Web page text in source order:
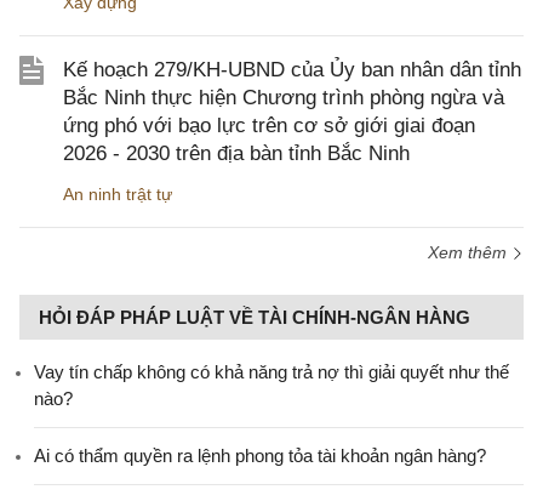
Kế hoạch 279/KH-UBND của Ủy ban nhân dân tỉnh
Bắc Ninh thực hiện Chương trình phòng ngừa và
ứng phó với bạo lực trên cơ sở giới giai đoạn
2026 - 2030 trên địa bàn tỉnh Bắc Ninh
An ninh trật tự
Xem thêm
HỎI ĐÁP PHÁP LUẬT VỀ TÀI CHÍNH-NGÂN HÀNG
Vay tín chấp không có khả năng trả nợ thì giải quyết như thế
nào?
Ai có thẩm quyền ra lệnh phong tỏa tài khoản ngân hàng?